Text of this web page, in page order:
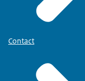
Contact